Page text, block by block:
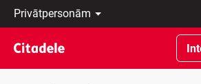
Privātpersonām
Uzņēmumiem
Private
Banking
Par
lv
Latviski
По-
русски
In